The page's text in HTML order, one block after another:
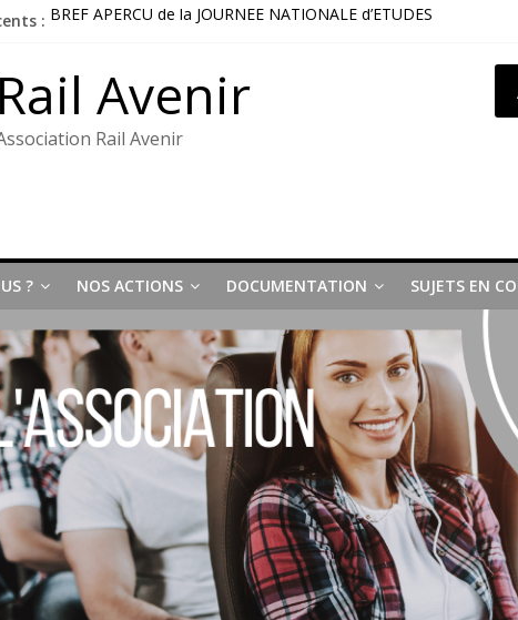
: BREF APERCU de la JOURNEE NATIONALE d’ETUDES
Gares routières : un rapport préconise d’améliorer l’information
L’AG de l’association – le 26 avril 2025
Rail Avenir
Rail Avenir
? NOS ACTIONS DOCUMENTATION SUJETS EN